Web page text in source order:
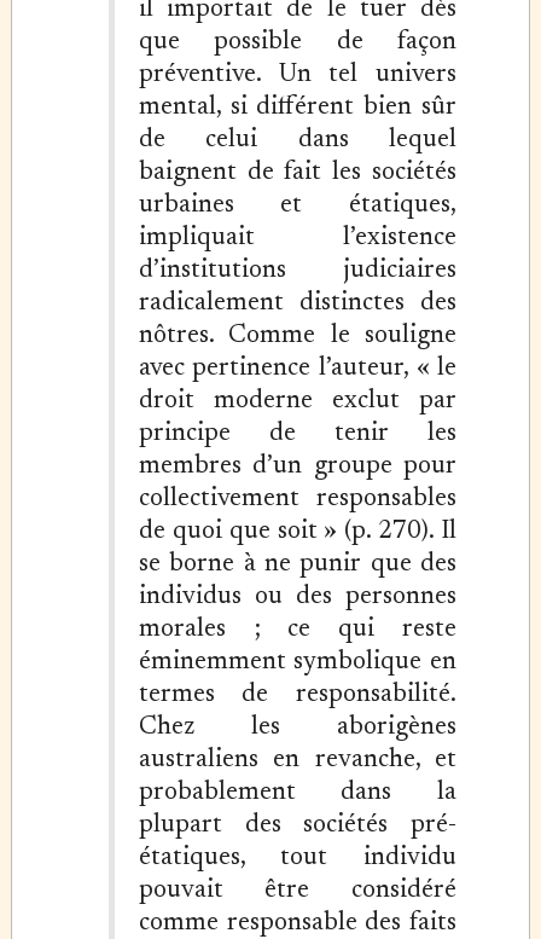
il importait de le tuer dès
que possible de façon
préventive. Un tel univers
mental, si différent bien sûr
de celui dans lequel
baignent de fait les sociétés
urbaines et étatiques,
impliquait l’existence
d’institutions judiciaires
radicalement distinctes des
nôtres. Comme le souligne
avec pertinence l’auteur, « le
droit moderne exclut par
principe de tenir les
membres d’un groupe pour
collectivement responsables
de quoi que soit » (p. 270). Il
se borne à ne punir que des
individus ou des personnes
morales ; ce qui reste
éminemment symbolique en
termes de responsabilité.
Chez les aborigènes
australiens en revanche, et
probablement dans la
plupart des sociétés pré-
étatiques, tout individu
pouvait être considéré
comme responsable des faits